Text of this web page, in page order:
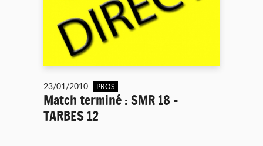
23/01/2010 PROS
Match terminé : SMR 18 -
TARBES 12